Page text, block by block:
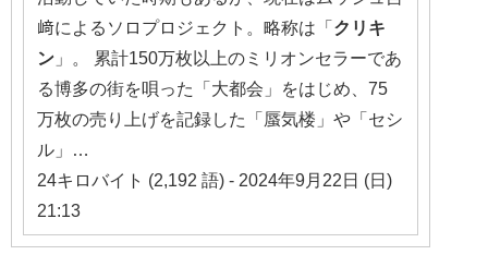
﨑によるソロプロジェクト。略称は「 クリ キ
ン 」。 累計150万枚以上のミリオンセラーであ
る博多の街を唄った「大都会」をはじめ、75
万枚の売り上げを記録した「蜃気楼」や「セシ
ル」…
24キロバイト (2,192 語) - 2024年9月22日 (日)
21:13